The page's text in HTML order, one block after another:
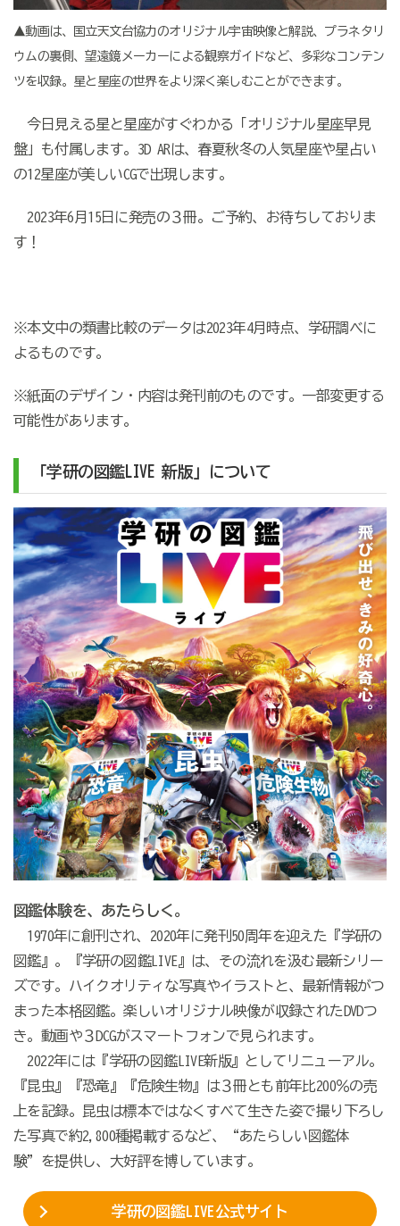
▲動画は、国立天文台協力のオリジナル宇宙映像と解説、プラネタリ
ウムの裏側、望遠鏡メーカーによる観察ガイドなど、多彩なコンテン
ツを収録。星と星座の世界をより深く楽しむことができます。
今日見える星と星座がすぐわかる「オリジナル星座早見
盤」も付属します。3D ARは、春夏秋冬の人気星座や星占い
の12星座が美しいCGで出現します。
2023年6月15日に発売の３冊。ご予約、お待ちしておりま
す！
※本文中の類書比較のデータは2023年4月時点、学研調べに
よるものです。
※紙面のデザイン・内容は発刊前のものです。一部変更する
可能性があります。
「学研の図鑑LIVE 新版」について
図鑑体験を、あたらしく。
1970年に創刊され、2020年に発刊50周年を迎えた『学研の
図鑑』。『学研の図鑑LIVE』は、その流れを汲む最新シリー
ズです。ハイクオリティな写真やイラストと、最新情報がつ
まった本格図鑑。楽しいオリジナル映像が収録されたDVDつ
き。動画や３DCGがスマートフォンで見られます。
2022年には『学研の図鑑LIVE新版』としてリニューアル。
『昆虫』『恐竜』『危険生物』は３冊とも前年比200％の売
上を記録。昆虫は標本ではなくすべて生きた姿で撮り下ろし
た写真で約2,800種掲載するなど、“あたらしい図鑑体
験”を提供し、大好評を博しています。
学研の図鑑LIVE公式サイト